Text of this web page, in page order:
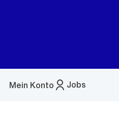
Jobs
Mein Konto
Menü